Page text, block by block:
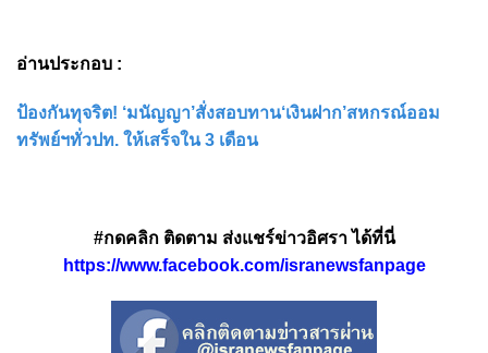
อ่านประกอบ :
ป้องกันทุจริต! ‘มนัญญา’สั่งสอบทาน‘เงินฝาก’สหกรณ์ออม
ทรัพย์ฯทั่วปท. ให้เสร็จใน 3 เดือน
#กดคลิก ติดตาม ส่งแชร์ข่าวอิศรา ได้ที่นี่
https://www.facebook.com/isranewsfanpage